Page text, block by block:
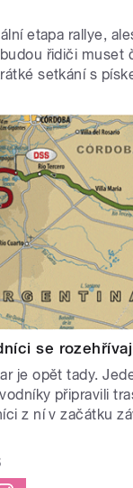
etapa rallye,
řidiči muset
setkání s
se
je opět tady.
připravili
z ní v začátku